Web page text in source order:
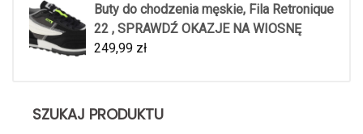
Buty do chodzenia męskie, Fila Retronique
22 , SPRAWDŹ OKAZJE NA WIOSNĘ
249,99 zł
SZUKAJ PRODUKTU